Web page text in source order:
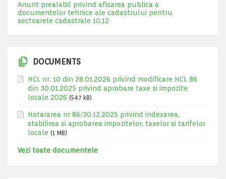
Anunt prealabil privind afisarea publica a
documentelor tehnice ale cadastrului pentru
sectoarele cadastrale 10,12
DOCUMENTS
HCL nr. 10 din 28.01.2026 privind modificare HCL 86
din 30.01.2025 privind aprobare taxe si impozite
locale 2026 (547 kB)
Hotararea nr 86/30.12.2025 privind indexarea,
stabilirea si aprobarea impozitelor, taxelor si tarifelor
locale (1 MB)
Vezi toate documentele